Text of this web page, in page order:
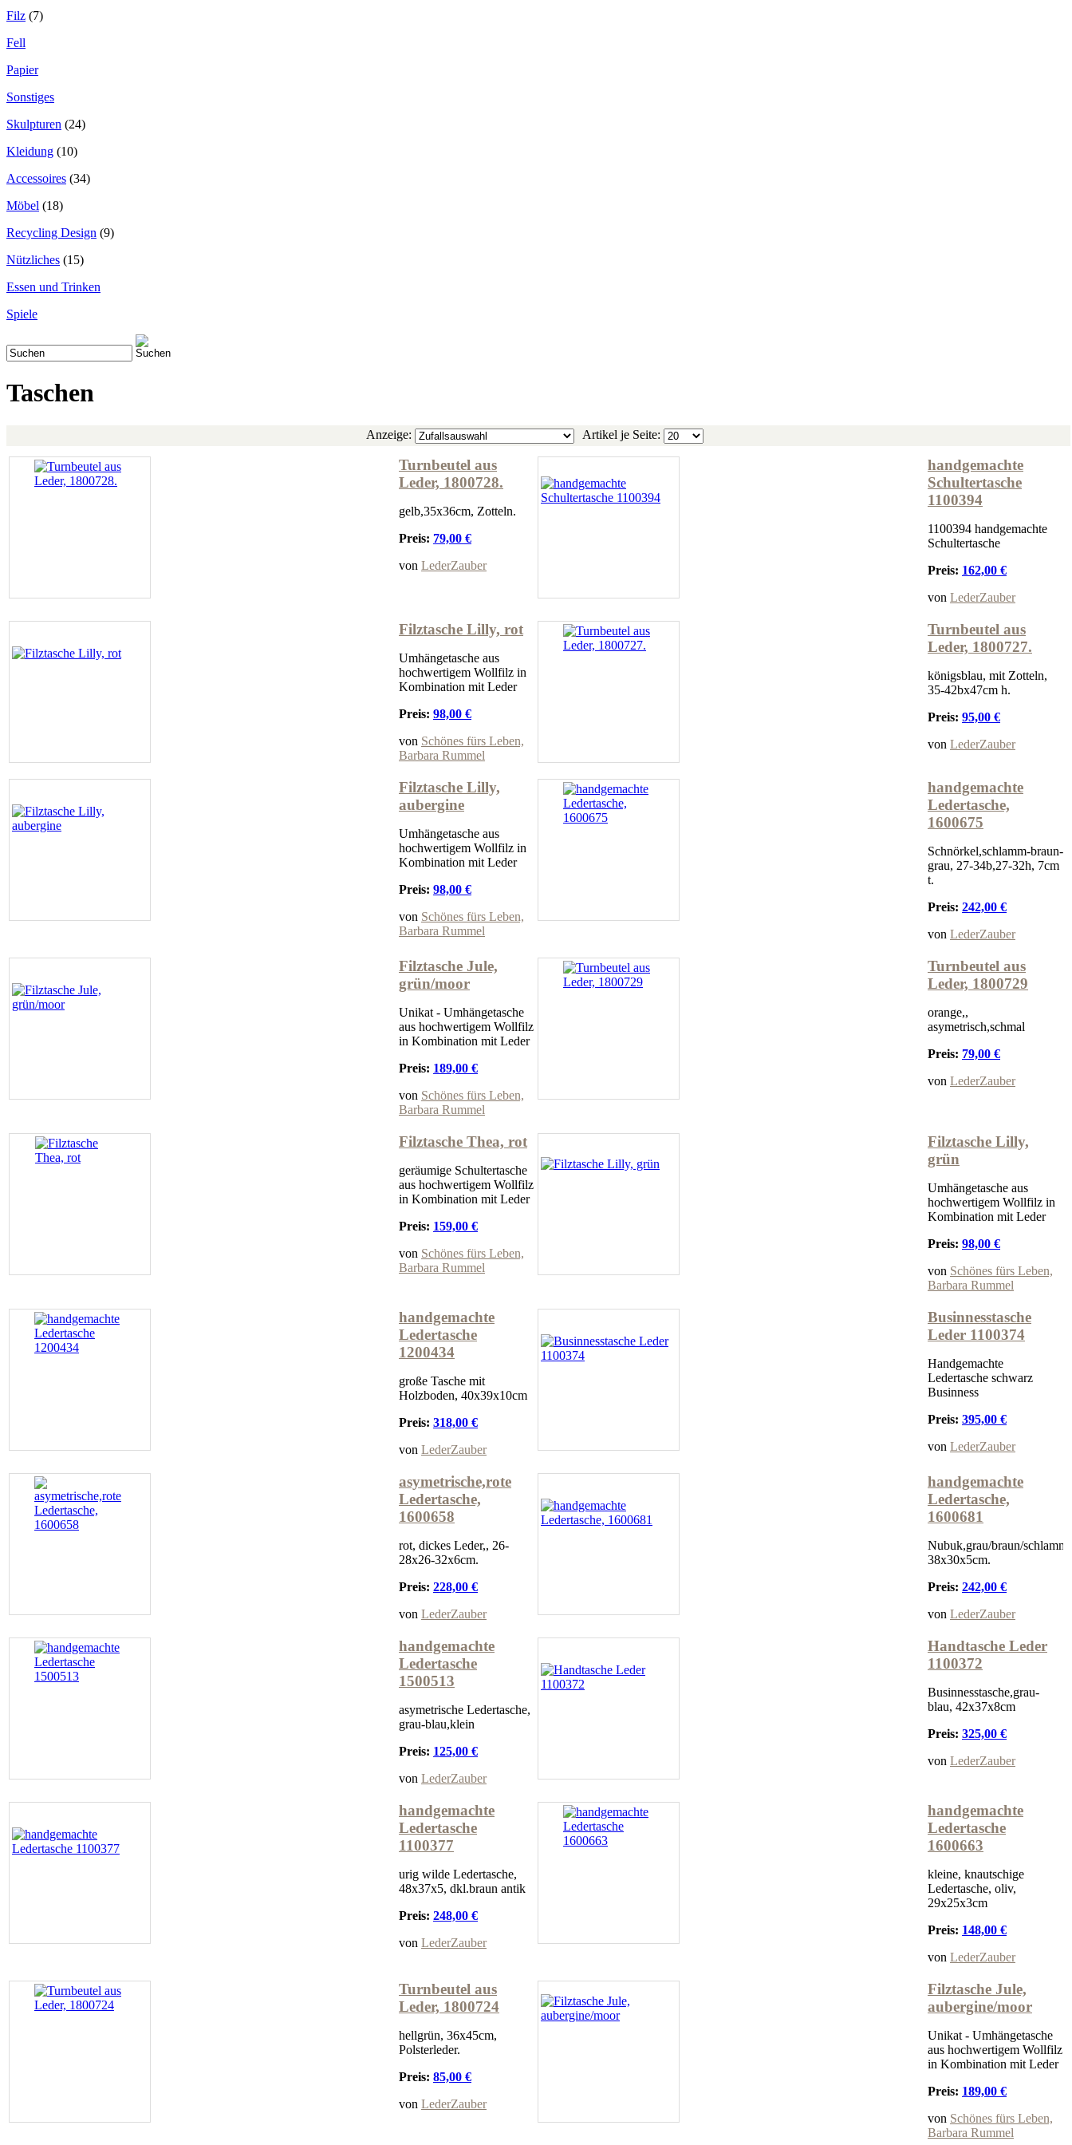
Filz (7)
Fell
Papier
Sonstiges
Skulpturen (24)
Kleidung (10)
Accessoires (34)
Möbel (18)
Recycling Design (9)
Nützliches (15)
Essen und Trinken
Spiele
Taschen
Anzeige: Artikel je Seite:
Turnbeutel aus
Leder, 1800728.
gelb,35x36cm, Zotteln.
Preis: 79,00 €
von LederZauber
handgemachte
Schultertasche
1100394
1100394 handgemachte
Schultertasche
Preis: 162,00 €
von LederZauber
Filztasche Lilly, rot
Umhängetasche aus
hochwertigem Wollfilz in
Kombination mit Leder
Preis: 98,00 €
von Schönes fürs Leben,
Barbara Rummel
Turnbeutel aus
Leder, 1800727.
königsblau, mit Zotteln,
35-42bx47cm h.
Preis: 95,00 €
von LederZauber
Filztasche Lilly,
aubergine
Umhängetasche aus
hochwertigem Wollfilz in
Kombination mit Leder
Preis: 98,00 €
von Schönes fürs Leben,
Barbara Rummel
handgemachte
Ledertasche,
1600675
Schnörkel,schlamm-braun-
grau, 27-34b,27-32h, 7cm
t.
Preis: 242,00 €
von LederZauber
Filztasche Jule,
grün/moor
Unikat - Umhängetasche
aus hochwertigem Wollfilz
in Kombination mit Leder
Preis: 189,00 €
von Schönes fürs Leben,
Barbara Rummel
Turnbeutel aus
Leder, 1800729
orange,,
asymetrisch,schmal
Preis: 79,00 €
von LederZauber
Filztasche Thea, rot
geräumige Schultertasche
aus hochwertigem Wollfilz
in Kombination mit Leder
Preis: 159,00 €
von Schönes fürs Leben,
Barbara Rummel
Filztasche Lilly,
grün
Umhängetasche aus
hochwertigem Wollfilz in
Kombination mit Leder
Preis: 98,00 €
von Schönes fürs Leben,
Barbara Rummel
handgemachte
Ledertasche
1200434
große Tasche mit
Holzboden, 40x39x10cm
Preis: 318,00 €
von LederZauber
Businnesstasche
Leder 1100374
Handgemachte
Ledertasche schwarz
Businness
Preis: 395,00 €
von LederZauber
asymetrische,rote
Ledertasche,
1600658
rot, dickes Leder,, 26-
28x26-32x6cm.
Preis: 228,00 €
von LederZauber
handgemachte
Ledertasche,
1600681
Nubuk,grau/braun/schlamm,
38x30x5cm.
Preis: 242,00 €
von LederZauber
handgemachte
Ledertasche
1500513
asymetrische Ledertasche,
grau-blau,klein
Preis: 125,00 €
von LederZauber
Handtasche Leder
1100372
Businnesstasche,grau-
blau, 42x37x8cm
Preis: 325,00 €
von LederZauber
handgemachte
Ledertasche
1100377
urig wilde Ledertasche,
48x37x5, dkl.braun antik
Preis: 248,00 €
von LederZauber
handgemachte
Ledertasche
1600663
kleine, knautschige
Ledertasche, oliv,
29x25x3cm
Preis: 148,00 €
von LederZauber
Turnbeutel aus
Leder, 1800724
hellgrün, 36x45cm,
Polsterleder.
Preis: 85,00 €
von LederZauber
Filztasche Jule,
aubergine/moor
Unikat - Umhängetasche
aus hochwertigem Wollfilz
in Kombination mit Leder
Preis: 189,00 €
von Schönes fürs Leben,
Barbara Rummel